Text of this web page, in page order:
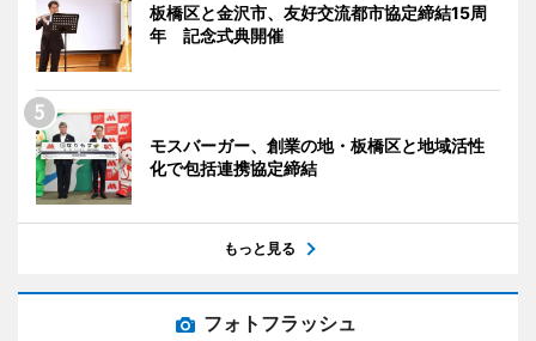
板橋区と金沢市、友好交流都市協定締結15周
年 記念式典開催
モスバーガー、創業の地・板橋区と地域活性
化で包括連携協定締結
もっと見る
フォトフラッシュ